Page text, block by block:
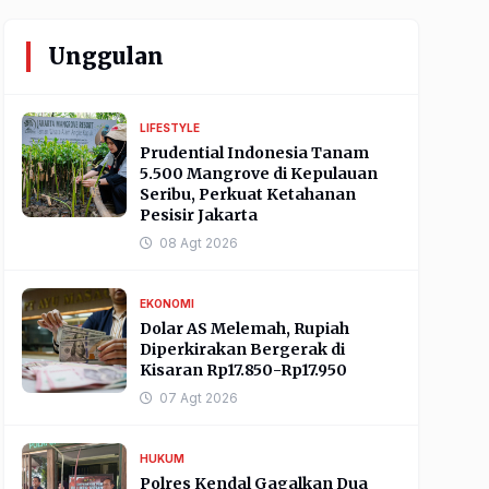
Unggulan
LIFESTYLE
Prudential Indonesia Tanam
5.500 Mangrove di Kepulauan
Seribu, Perkuat Ketahanan
Pesisir Jakarta
08 Agt 2026
EKONOMI
Dolar AS Melemah, Rupiah
Diperkirakan Bergerak di
Kisaran Rp17.850-Rp17.950
07 Agt 2026
HUKUM
Polres Kendal Gagalkan Dua